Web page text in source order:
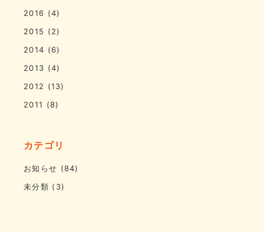
2016 (4)
2015 (2)
2014 (6)
2013 (4)
2012 (13)
2011 (8)
カテゴリ
お知らせ (84)
未分類 (3)